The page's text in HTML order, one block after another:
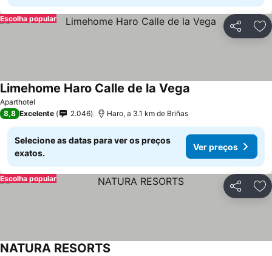
Partilhar
Escolha popular
Aparthotel
Limehome Haro Calle de la Vega
8,8 Excelente 2.046 Haro, a 3.1 km de Briñas
Selecione as datas para ver os preços
exatos.
Ver preços
Partilhar
Escolha popular
NATURA RESORTS